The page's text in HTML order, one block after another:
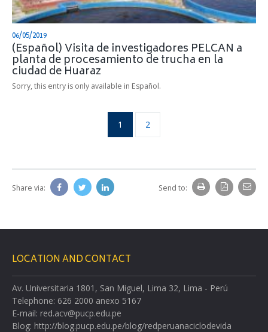
06/05/2019
(Español) Visita de investigadores PELCAN a
planta de procesamiento de trucha en la
ciudad de Huaraz
Sorry, this entry is only available in Español.
1 2
Share via: Send to:
LOCATION AND CONTACT
Av. Universitaria 1801, San Miguel, Lima 32, Lima - Perú
Telephone: 626 2000 anexo 5167
E-mail: red.acv@pucp.edu.pe
Blog: http://blog.pucp.edu.pe/blog/redperuanaciclodevida